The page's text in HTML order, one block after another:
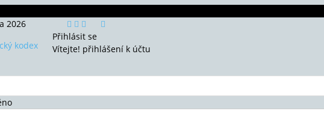
2026
kodex
Přihlásit se
Vítejte! přihlášení k účtu